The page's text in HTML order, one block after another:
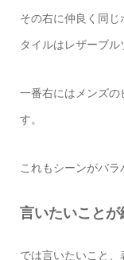
その右に仲良く同
タイルはレザーブル
一番右にはメンズの
す。
これもシーンがバラ
言いたいことが
では言いたいこと